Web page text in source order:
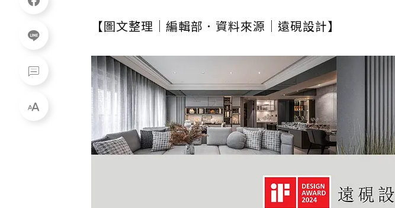
【圖文整理｜編輯部．資料來源｜遠硯設計】